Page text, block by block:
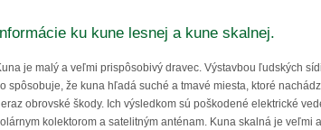
ku kune lesnej a kune skalnej.
je malý a veľmi prispôsobivý dravec. Výstavbou ľudských
spôsobuje, že kuna hľadá suché a tmavé miesta, ktoré
obrovské škody. Ich výsledkom sú poškodené elektrické
kolektorom a satelitným anténam. Kuna skalná je veľmi